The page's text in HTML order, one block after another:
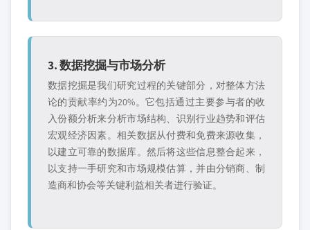
3. 数据挖掘与市场分析
数据挖掘是我们研究过程的关键部分，对整体方法
论的贡献率约为20%。它包括通过主要参与者的收
入份额分析来分析市场结构、识别行业趋势和评估
宏观经济因素。相关数据从付费和免费来源收集，
以建立可靠的数据库。然后将这些信息整合起来，
以支持一手研究和市场规模估算，并由分销商、制
造商和协会等关键利益相关者进行验证。